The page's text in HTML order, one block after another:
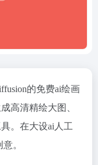
的免费ai绘画
高清精绘大图、
。在大设ai人工
。